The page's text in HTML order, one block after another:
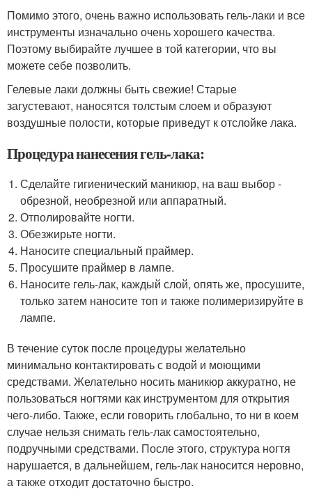
Помимо этого, очень важно использовать гель-лаки и все
инструменты изначально очень хорошего качества.
Поэтому выбирайте лучшее в той категории, что вы
можете себе позволить.
Гелевые лаки должны быть свежие! Старые
загустевают, наносятся толстым слоем и образуют
воздушные полости, которые приведут к отслойке лака.
Процедура нанесения гель-лака:
Сделайте гигиенический маникюр, на ваш выбор -
обрезной, необрезной или аппаратный.
Отполировайте ногти.
Обезжирьте ногти.
Наносите специальный праймер.
Просушите праймер в лампе.
Наносите гель-лак, каждый слой, опять же, просушите,
только затем наносите топ и также полимеризируйте в
лампе.
В течение суток после процедуры желательно
минимально контактировать с водой и моющими
средствами. Желательно носить маникюр аккуратно, не
пользоваться ногтями как инструментом для открытия
чего-либо. Также, если говорить глобально, то ни в коем
случае нельзя снимать гель-лак самостоятельно,
подручными средствами. После этого, структура ногтя
нарушается, в дальнейшем, гель-лак наносится неровно,
а также отходит достаточно быстро.